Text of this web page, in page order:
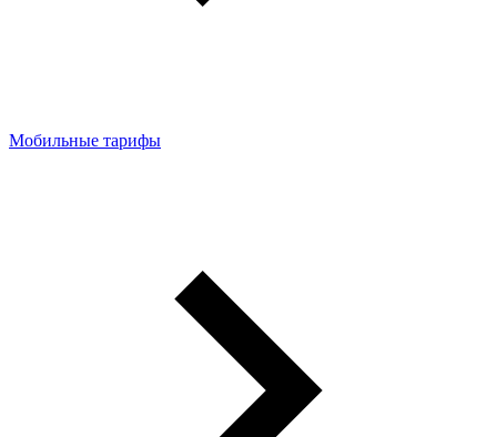
Мобильные тарифы